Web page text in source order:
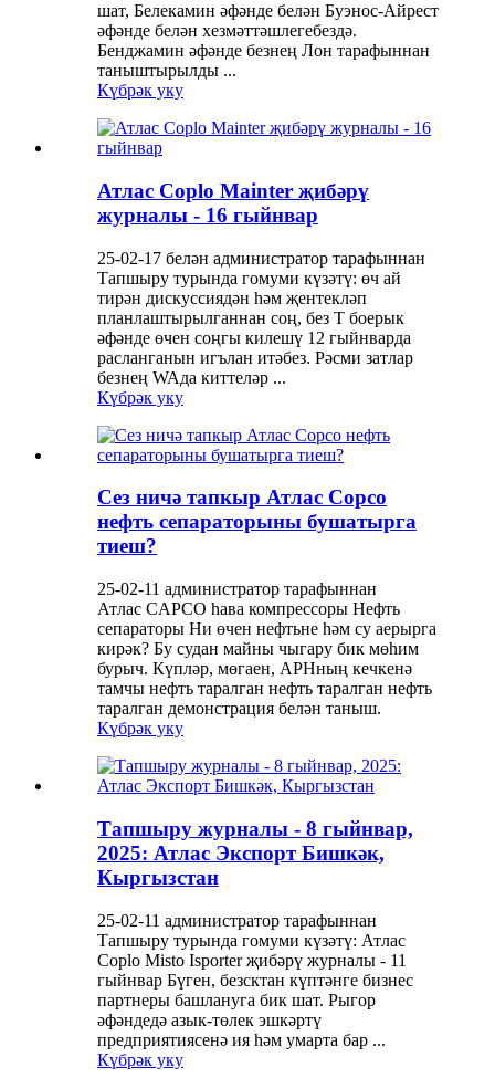
шат, Белекамин әфәнде белән Буэнос-Айрест
әфәнде белән хезмәттәшлегебездә.
Бенджамин әфәнде безнең Лон тарафыннан
таныштырылды ...
Күбрәк уку
Атлас Coplo Mainter җибәрү
журналы - 16 гыйнвар
25-02-17 белән администратор тарафыннан
Тапшыру турында гомуми күзәтү: өч ай
тирән дискуссиядән һәм җентекләп
планлаштырылганнан соң, без Т боерык
әфәнде өчен соңгы килешү 12 гыйнварда
расланганын игълан итәбез. Рәсми затлар
безнең WAда киттеләр ...
Күбрәк уку
Сез ничә тапкыр Атлас Copco
нефть сепараторыны бушатырга
тиеш?
25-02-11 администратор тарафыннан
Атлас CAPCO һава компрессоры Нефть
сепараторы Ни өчен нефтьне һәм су аерырга
кирәк? Бу судан майны чыгару бик мөһим
бурыч. Күпләр, мөгаен, АРНның кечкенә
тамчы нефть таралган нефть таралган нефть
таралган демонстрация белән таныш.
Күбрәк уку
Тапшыру журналы - 8 гыйнвар,
2025: Атлас Экспорт Бишкәк,
Кыргызстан
25-02-11 администратор тарафыннан
Тапшыру турында гомуми күзәтү: Атлас
Coplo Misto Isporter җибәрү журналы - 11
гыйнвар Бүген, безсктан күптәнге бизнес
партнеры башлануга бик шат. Рыгор
әфәндедә азык-төлек эшкәртү
предприятиясенә ия һәм умарта бар ...
Күбрәк уку